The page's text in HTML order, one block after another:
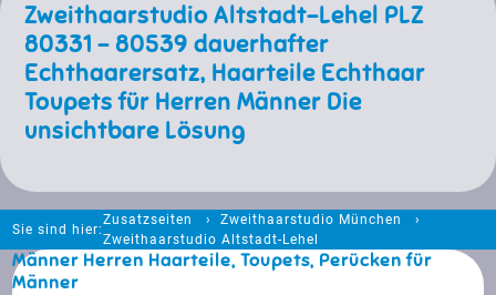
Zweithaarstudio Altstadt-Lehel PLZ
80331 - 80539 dauerhafter
Echthaarersatz, Haarteile Echthaar
Toupets für Herren Männer Die
unsichtbare Lösung
Sie sind hier:
Zusatzseiten
Zweithaarstudio München
Zweithaarstudio Altstadt-Lehel
Männer Herren Haarteile, Toupets, Perücken für
Männer